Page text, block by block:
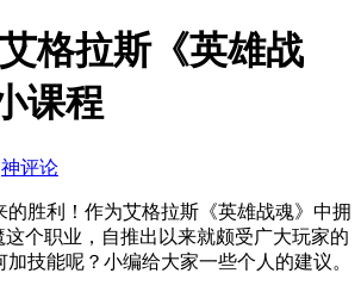
格拉斯《英雄战
课程
神评论
的胜利！作为艾格拉斯《英雄战魂》中拥
这个职业，自推出以来就颇受广大玩家的
技能呢？小编给大家一些个人的建议。